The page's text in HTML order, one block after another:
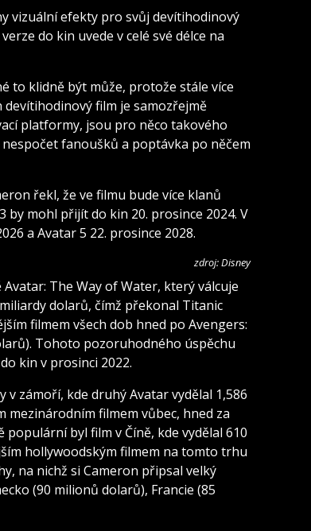
vizuální efekty pro svůj devítihodinový
do kin uvede v celé své délce na
to klidně být může, protože stále více
devítihodinový film je samozřejmě
platformy, jsou pro něco takového
fanoušků a poptávka po něčem
řekl, že ve filmu bude více klanů
by mohl přijít do kin 20. prosince 2024. V
a Avatar 5 22. prosince 2028.
zdroj: Disney
The Way of Water, který válcuje
dolarů, čímž překonal Titanic
filmem všech dob hned po Avengers:
Tohoto pozoruhodného úspěchu
kin v prosinci 2022.
zámoří, kde druhý Avatar vydělal 1,586
filmem vůbec, hned za
populární byl film v Číně, kde vydělal 610
hollywoodským filmem na tomto trhu
na nichž si Cameron připsal velký
(90 milionů dolarů), Francie (85